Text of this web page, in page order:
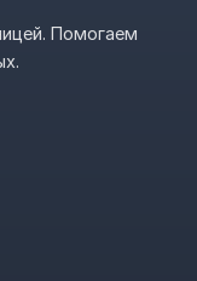
Помогаем